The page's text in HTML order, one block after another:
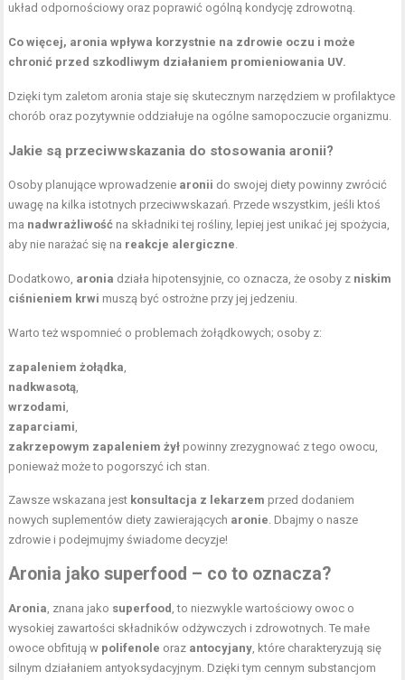
układ odpornościowy oraz poprawić ogólną kondycję zdrowotną.
Co więcej, aronia wpływa korzystnie na zdrowie oczu i może
chronić przed szkodliwym działaniem promieniowania UV.
Dzięki tym zaletom aronia staje się skutecznym narzędziem w profilaktyce
chorób oraz pozytywnie oddziałuje na ogólne samopoczucie organizmu.
Jakie są przeciwwskazania do stosowania aronii?
Osoby planujące wprowadzenie aronii do swojej diety powinny zwrócić
uwagę na kilka istotnych przeciwwskazań. Przede wszystkim, jeśli ktoś
ma nadwrażliwość na składniki tej rośliny, lepiej jest unikać jej spożycia,
aby nie narażać się na reakcje alergiczne.
Dodatkowo, aronia działa hipotensyjnie, co oznacza, że osoby z niskim
ciśnieniem krwi muszą być ostrożne przy jej jedzeniu.
Warto też wspomnieć o problemach żołądkowych; osoby z:
zapaleniem żołądka,
nadkwasotą,
wrzodami,
zaparciami,
zakrzepowym zapaleniem żył powinny zrezygnować z tego owocu,
ponieważ może to pogorszyć ich stan.
Zawsze wskazana jest konsultacja z lekarzem przed dodaniem
nowych suplementów diety zawierających aronie. Dbajmy o nasze
zdrowie i podejmujmy świadome decyzje!
Aronia jako superfood – co to oznacza?
Aronia, znana jako superfood , to niezwykle wartościowy owoc o
wysokiej zawartości składników odżywczych i zdrowotnych. Te małe
owoce obfitują w polifenole oraz antocyjany, które charakteryzują się
silnym działaniem antyoksydacyjnym. Dzięki tym cennym substancjom